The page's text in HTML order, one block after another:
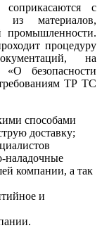
соприкасаются с
из материалов,
процедуру
на
«О безопасности
ТР ТС
способами
доставку;
наладочные
компании, а так
и